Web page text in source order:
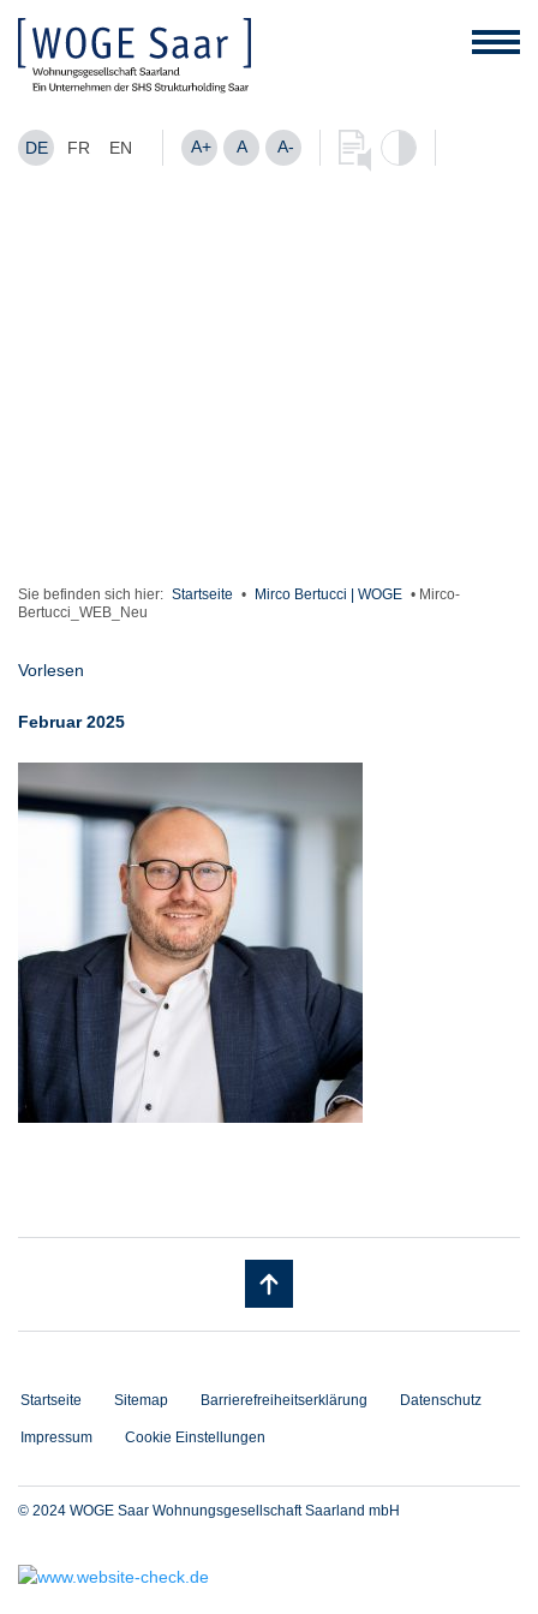
DE FR EN A+ A A-
Sie befinden sich hier: Startseite • Mirco Bertucci | WOGE • Mirco-
Bertucci_WEB_Neu
Vorlesen
Februar 2025
Startseite Sitemap Barrierefreiheitserklärung Datenschutz
Impressum Cookie Einstellungen
© 2024 WOGE Saar Wohnungsgesellschaft Saarland mbH